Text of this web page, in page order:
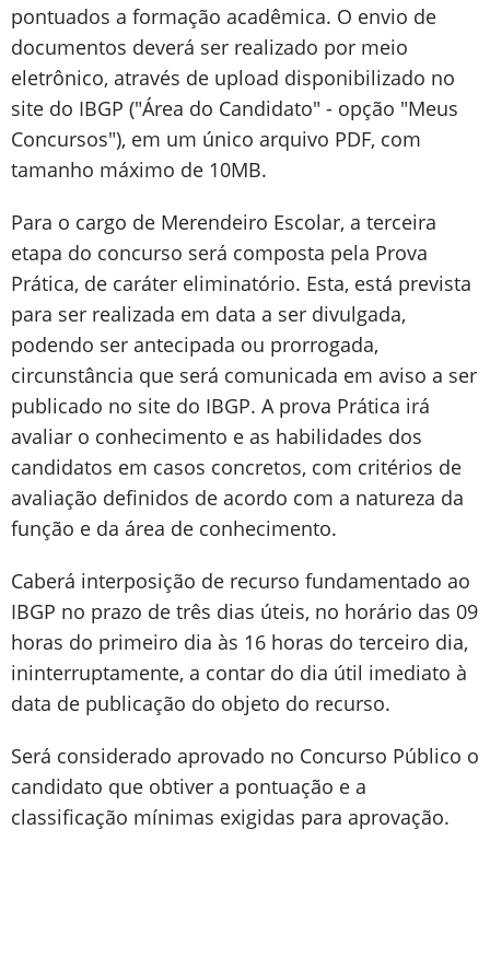
pontuados a formação acadêmica. O envio de
documentos deverá ser realizado por meio
eletrônico, através de upload disponibilizado no
site do IBGP ("Área do Candidato" - opção "Meus
Concursos"), em um único arquivo PDF, com
tamanho máximo de 10MB.
Para o cargo de Merendeiro Escolar, a terceira
etapa do concurso será composta pela Prova
Prática, de caráter eliminatório. Esta, está prevista
para ser realizada em data a ser divulgada,
podendo ser antecipada ou prorrogada,
circunstância que será comunicada em aviso a ser
publicado no site do IBGP. A prova Prática irá
avaliar o conhecimento e as habilidades dos
candidatos em casos concretos, com critérios de
avaliação definidos de acordo com a natureza da
função e da área de conhecimento.
Caberá interposição de recurso fundamentado ao
IBGP no prazo de três dias úteis, no horário das 09
horas do primeiro dia às 16 horas do terceiro dia,
ininterruptamente, a contar do dia útil imediato à
data de publicação do objeto do recurso.
Será considerado aprovado no Concurso Público o
candidato que obtiver a pontuação e a
classificação mínimas exigidas para aprovação.